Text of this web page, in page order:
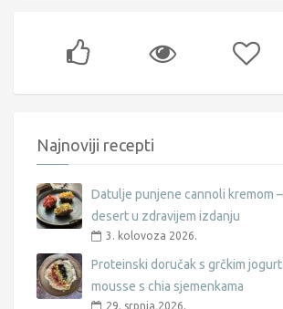
Najnoviji recepti
Datulje punjene cannoli kremom
desert u zdravijem izdanju
3. kolovoza 2026.
Proteinski doručak s grčkim
mousse s chia sjemenkama
29. srpnja 2026.